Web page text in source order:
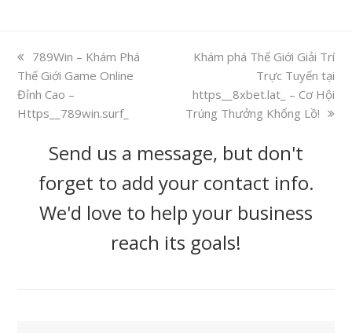
previous
post:
789Win – Khám Phá
Thế Giới Game Online
Đỉnh Cao –
Https__789win.surf_
next
Khám phá Thế Giới Giải Trí
Trực Tuyến tại
https__8xbet.lat_ – Cơ Hội
Trúng Thưởng Khổng Lồ!
Send us a message, but don't
forget to add your contact info.
We'd love to help your business
reach its goals!